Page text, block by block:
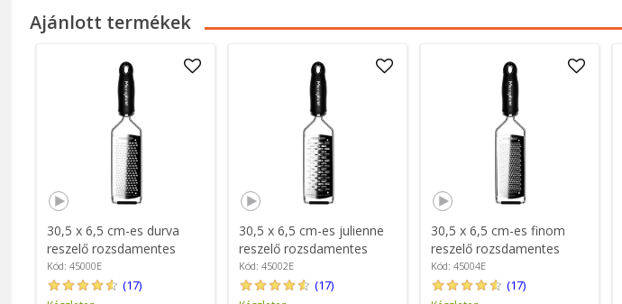
Ajánlott termékek
30,5 x 6,5 cm-es durva
reszelő rozsdamentes
acélból - Microplane
Kód: 45000E
(17)
30,5 x 6,5 cm-es julienne
reszelő rozsdamentes
acélból - Microplane
Kód: 45002E
(17)
30,5 x 6,5 cm-es finom
reszelő rozsdamentes
acélból - Microplane
Kód: 45004E
(17)